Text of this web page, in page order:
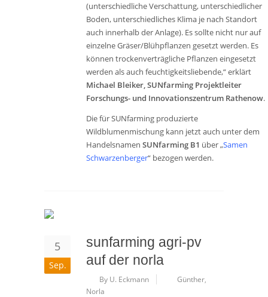
(unterschiedliche Verschattung, unterschiedlicher
Boden, unterschiedliches Klima je nach Standort
auch innerhalb der Anlage). Es sollte nicht nur auf
einzelne Gräser/Blühpflanzen gesetzt werden. Es
können trockenverträgliche Pflanzen eingesetzt
werden als auch feuchtigkeitsliebende,“ erklärt
Michael Bleiker, SUNfarming Projektleiter
Forschungs- und Innovationszentrum Rathenow.
Die für SUNfarming produzierte
Wildblumenmischung kann jetzt auch unter dem
Handelsnamen SUNfarming B1 über „Samen
Schwarzenberger“ bezogen werden.
5
Sep.
sunfarming agri-pv
auf der norla
By U. Eckmann Günther,
Norla